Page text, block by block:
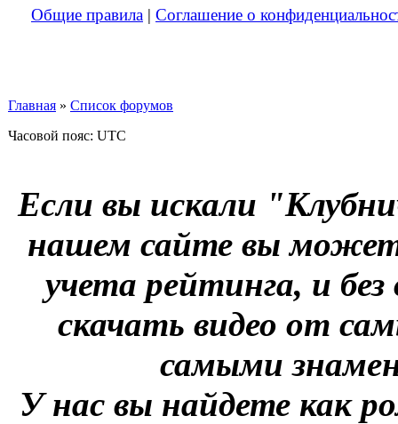
Общие правила | Соглашение о
Главная » Список форумов
Часовой пояс: UTC
Если вы искали
нашем сайте вы
учета рейтинга, и
скачать видео от
самыми
У нас вы найдете как